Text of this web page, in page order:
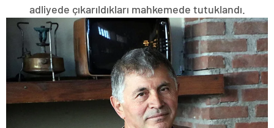
adliyede çıkarıldıkları mahkemede tutuklandı.